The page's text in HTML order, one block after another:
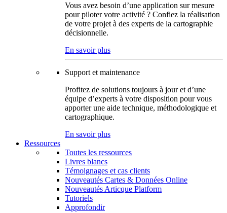
Vous avez besoin d’une application sur mesure
pour piloter votre activité ? Confiez la réalisation
de votre projet à des experts de la cartographie
décisionnelle.
En savoir plus
Support et maintenance
Profitez de solutions toujours à jour et d’une
équipe d’experts à votre disposition pour vous
apporter une aide technique, méthodologique et
cartographique.
En savoir plus
Ressources
Toutes les ressources
Livres blancs
Témoignages et cas clients
Nouveautés Cartes & Données Online
Nouveautés Articque Platform
Tutoriels
Approfondir